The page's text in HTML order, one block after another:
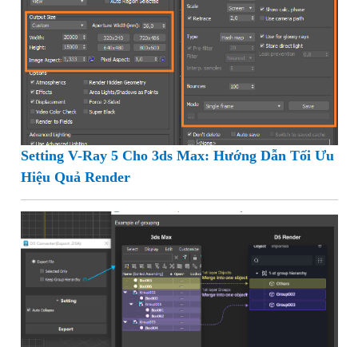
Setting V-Ray 5 Cho 3ds Max: Hướng Dẫn Tối Ưu
Hiệu Quả Render